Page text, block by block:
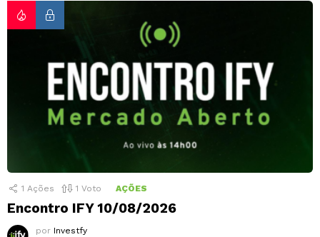
1 Ações 1 Voto AÇÕES
Encontro IFY 10/08/2026
por Investfy